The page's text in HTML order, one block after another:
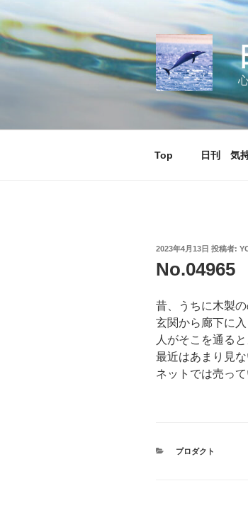
ン
テ
ン
キ
Top 日刊 気
投
日:
2023年4月13日 投稿者:
昔、うちに木製の
玄関から廊下に
人がそこを通る
最近はあまり見な
ネットでは売っ
カ
プロダクト